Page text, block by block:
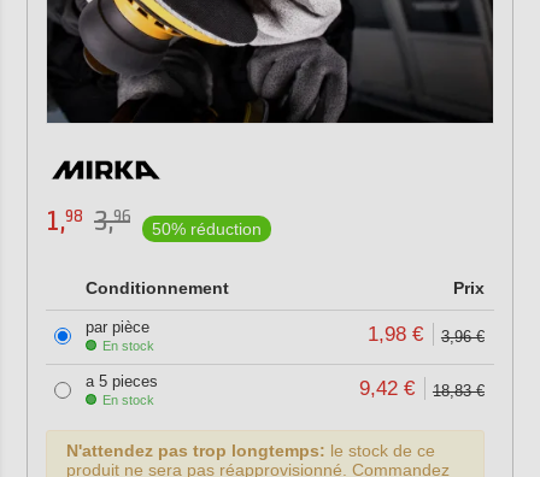
1,98 3,96
50% réduction
Conditionnement Prix
par pièce
En stock 1,98 € 3,96 €
a 5 pieces
En stock 9,42 € 18,83 €
N'attendez pas trop longtemps: le stock de ce
produit ne sera pas réapprovisionné. Commandez